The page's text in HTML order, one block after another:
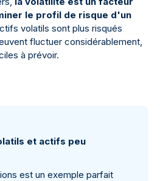
le profil de risque d'un
volatils sont plus risqués
fluctuer considérablement,
à prévoir.
et actifs peu
est un exemple parfait